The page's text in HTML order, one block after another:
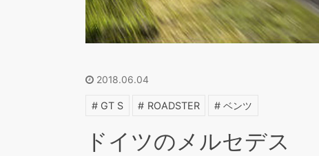
2018.06.04
GT S ROADSTER ベンツ
ドイツのメルセデス